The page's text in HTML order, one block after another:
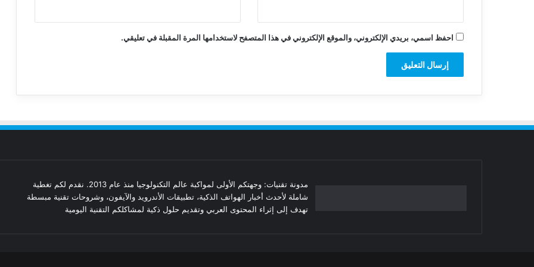
احفظ اسمي، بريدي الإلكتروني، والموقع الإلكتروني في هذا المتصفح لاستخدامها المرة المقبلة في تعليقي.
مدونة تقنيات: وجهتكم الأولى لمواكبة عالم التكنولوجيا منذ عام 2013. نقدم لكم تغطية
شاملة لأحدث أخبار الهواتف الذكية، تطبيقات الأندرويد والآيفون، وشروحات تقنية مبسطة
تهدف إلى إثراء المحتوى العربي وتقديم حلول ذكية لمشاكلكم التقنية اليومية